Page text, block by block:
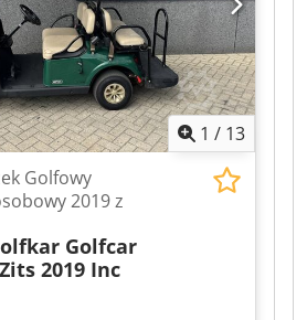
1 / 13
Golfowy
2019 z
Golfcar
2019 Inc